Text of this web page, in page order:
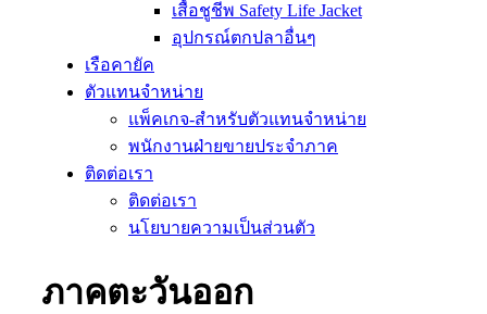
เสื้อชูชีพ Safety Life Jacket
อุปกรณ์ตกปลาอื่นๆ
เรือคายัค
ตัวแทนจำหน่าย
แพ็คเกจ-สำหรับตัวแทนจำหน่าย
พนักงานฝ่ายขายประจำภาค
ติดต่อเรา
ติดต่อเรา
นโยบายความเป็นส่วนตัว
ภาคตะวันออก